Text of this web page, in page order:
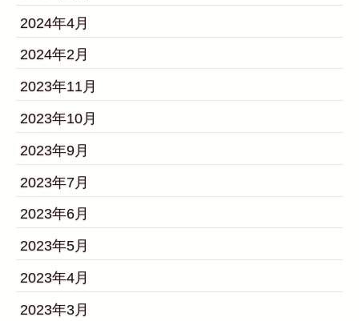
2024年4月
2024年2月
2023年11月
2023年10月
2023年9月
2023年7月
2023年6月
2023年5月
2023年4月
2023年3月